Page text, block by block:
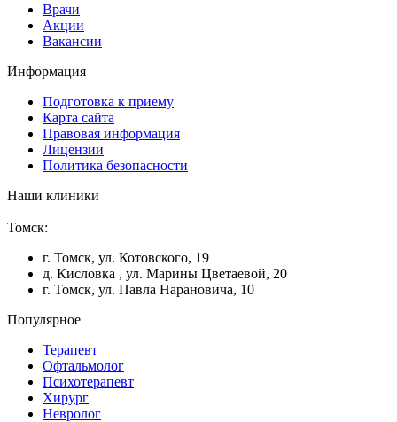
Врачи
Акции
Вакансии
Информация
Подготовка к приему
Карта сайта
Правовая информация
Лицензии
Политика безопасности
Наши клиники
Томск:
г. Томск, ул. Котовского, 19
д. Кисловка , ул. Марины Цветаевой, 20
г. Томск, ул. Павла Нарановича, 10
Популярное
Терапевт
Офтальмолог
Психотерапевт
Хирург
Невролог